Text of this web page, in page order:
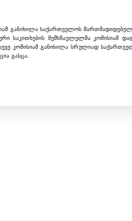
განიხილა საქართველოს
საკითხების შემსწავლელმა კომისიამ
კომისიამ განიხილა სრულიად
გასცა.